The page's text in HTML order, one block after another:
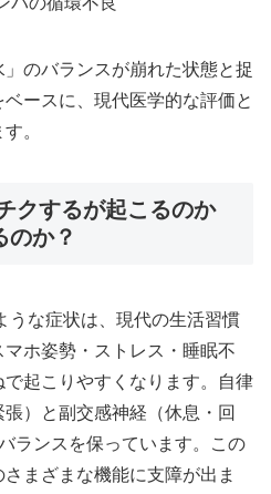
のバランスが崩れた状態と捉
ースに、現代医学的な評価と
。
クするが起こるのか
のか？
うな症状は、現代の生活習慣
マホ姿勢・ストレス・睡眠不
起こりやすくなります。自律
）と副交感神経（休息・回
ランスを保っています。この
まざまな機能に支障が出ま